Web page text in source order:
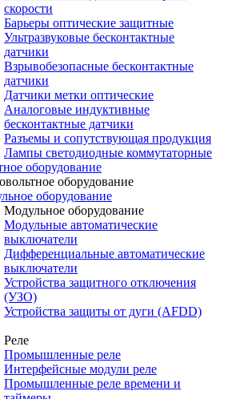
скорости
Барьеры оптические защитные
Ультразвуковые бесконтактные
датчики
Взрывобезопасные бесконтактные
датчики
Датчики метки оптические
Аналоговые индуктивные
бесконтактные датчики
Разъемы и сопутствующая продукция
Лампы светодиодные коммутаторные
оборудование
оборудование
оборудование
Модульное оборудование
Модульные автоматические
выключатели
Дифференциальные автоматические
выключатели
Устройства защитного отключения
(УЗО)
Устройства защиты от дуги (AFDD)
Реле
Промышленные реле
Интерфейсные модули реле
Промышленные реле времени и